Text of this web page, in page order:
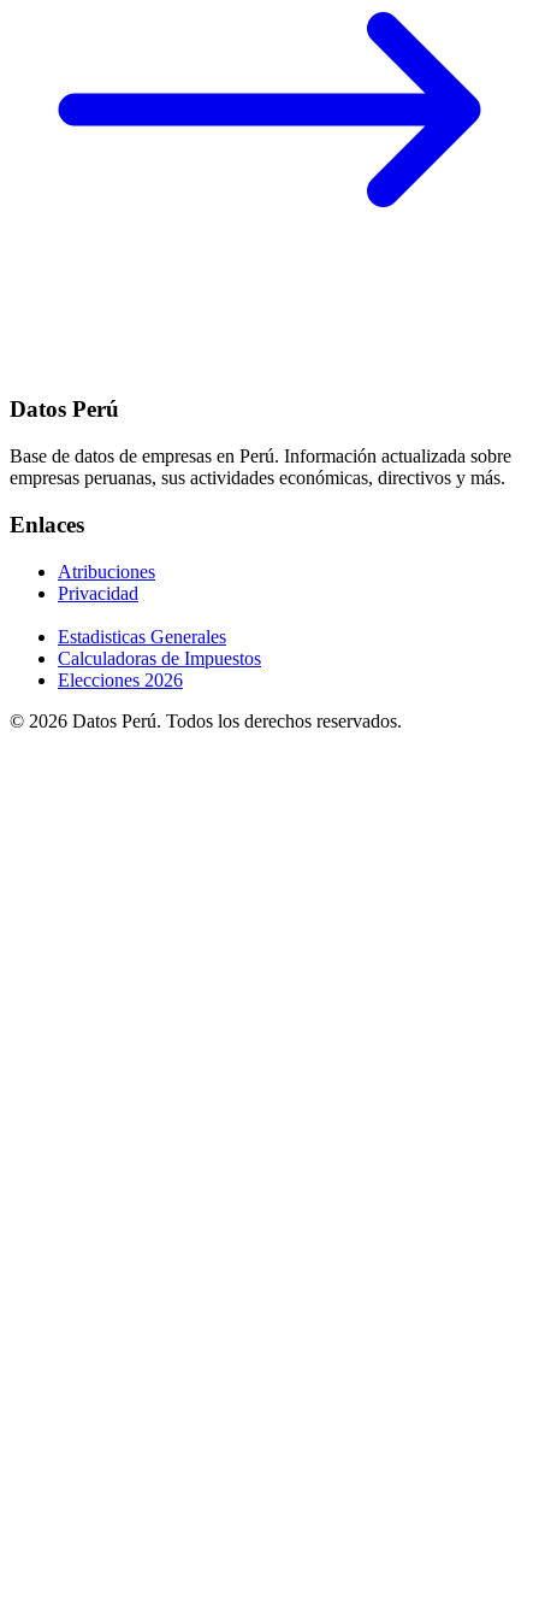
Datos Perú
Base de datos de empresas en Perú. Información actualizada sobre
empresas peruanas, sus actividades económicas, directivos y más.
Enlaces
Atribuciones
Privacidad
Estadisticas Generales
Calculadoras de Impuestos
Elecciones 2026
© 2026 Datos Perú. Todos los derechos reservados.